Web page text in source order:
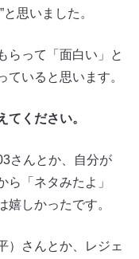
思いました。
らって「面白い」と
いると思います。
ください。
さんとか、自分が
ら「ネタみたよ」
嬉しかったです。
）さんとか、レジェ